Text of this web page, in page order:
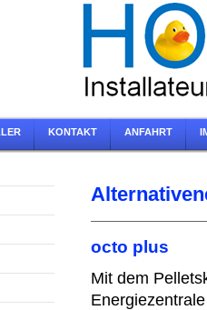
KONTAKT ANFAHRT
octo plus
Mit dem